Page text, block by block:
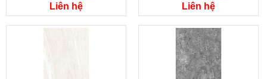
Liên hệ Liên hệ